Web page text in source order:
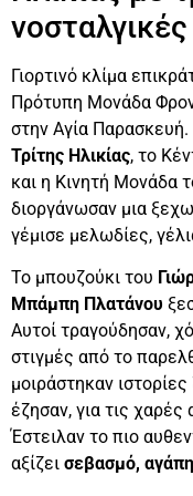
νοσταλγικές
Γιορτινό κλίμα
Πρότυπη Μονάδα
στην Αγία
Τρίτης Ηλικίας, το
και η Κινητή Μονάδα
διοργάνωσαν μια
γέμισε μελωδίες,
Το μπουζούκι του
Μπάμπη Πλατάνου
Αυτοί τραγούδησαν,
στιγμές από το
μοιράστηκαν
έζησαν, για τις χαρές
Έστειλαν το πιο
αξίζει σεβασμό,